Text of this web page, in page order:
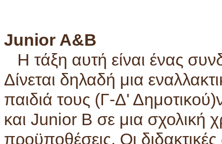
Junior A&B
Η τάξη αυτή είναι ένας
Δίνεται δηλαδή μια
παιδιά τους (Γ-Δ'
και Junior B σε μια σχολική
προϋποθέσεις. Οι